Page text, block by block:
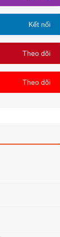
Kết nối
Theo dõi
Theo dõi